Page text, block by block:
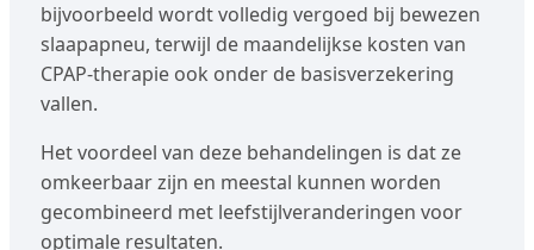
bijvoorbeeld wordt volledig vergoed bij bewezen
slaapapneu, terwijl de maandelijkse kosten van
CPAP-therapie ook onder de basisverzekering
vallen.
Het voordeel van deze behandelingen is dat ze
omkeerbaar zijn en meestal kunnen worden
gecombineerd met leefstijlveranderingen voor
optimale resultaten.